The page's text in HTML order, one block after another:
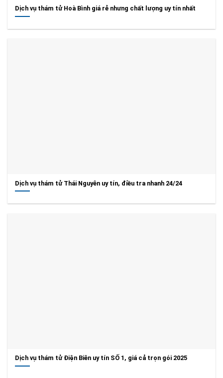
Dịch vụ thám tử Hoà Bình giá rẻ nhưng chất lượng uy tín nhất
Dịch vụ thám tử Thái Nguyên uy tín, điều tra nhanh 24/24
Dịch vụ thám tử Điện Biên uy tín SỐ 1, giá cả trọn gói 2025